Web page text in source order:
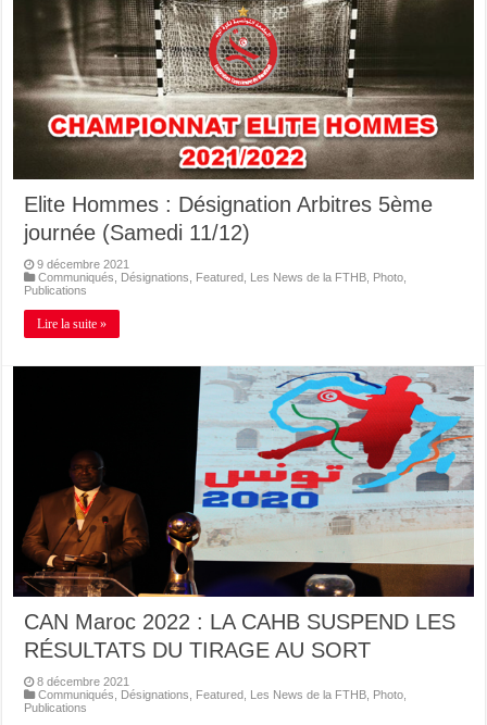
Elite Hommes : Désignation Arbitres 5ème
journée (Samedi 11/12)
9 décembre 2021
Communiqués, Désignations, Featured, Les News de la FTHB, Photo,
Publications
Lire la suite »
CAN Maroc 2022 : LA CAHB SUSPEND LES
RÉSULTATS DU TIRAGE AU SORT
8 décembre 2021
Communiqués
Désignations Featured Les News de la FTHB Photo
Publications